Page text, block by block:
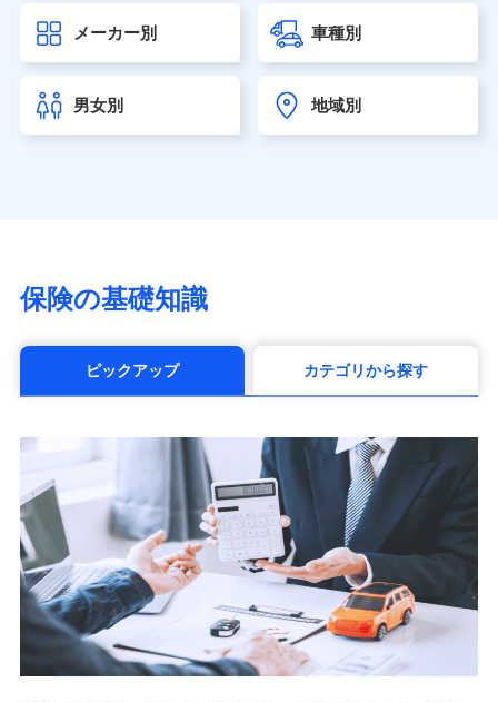
seimei.co.jp）
チューリッヒ生命保険株式会社
東京海上日動あんしん生命保険株式会社
（https://www.tmn-anshin.co.jp/）
マニュライフ生命保険株式会社
（https://www.manulife.co.jp/）
（https://www.msa-life.co.jp/）
メットライフ生命株式会社(https://www.metlife.co.jp/)
■少額短期保険
株式会社アシロ少額短期保険 (https://kailash.co.jp/)
SBIいきいき少額短期保険会社 (https://www.i-
sedai.com/)
SBIペット少額短期保険株式会社 (https://www.sbipet-
ssi.co.jp/)
SBIリスタ少額短期保険会社
(https://www.jishin.co.jp/)
スマートプラス少額短期保険株式会社
メーカー別 車種別
男女別 地域別
保険の基礎知識
ピックアップ カテゴリから探す